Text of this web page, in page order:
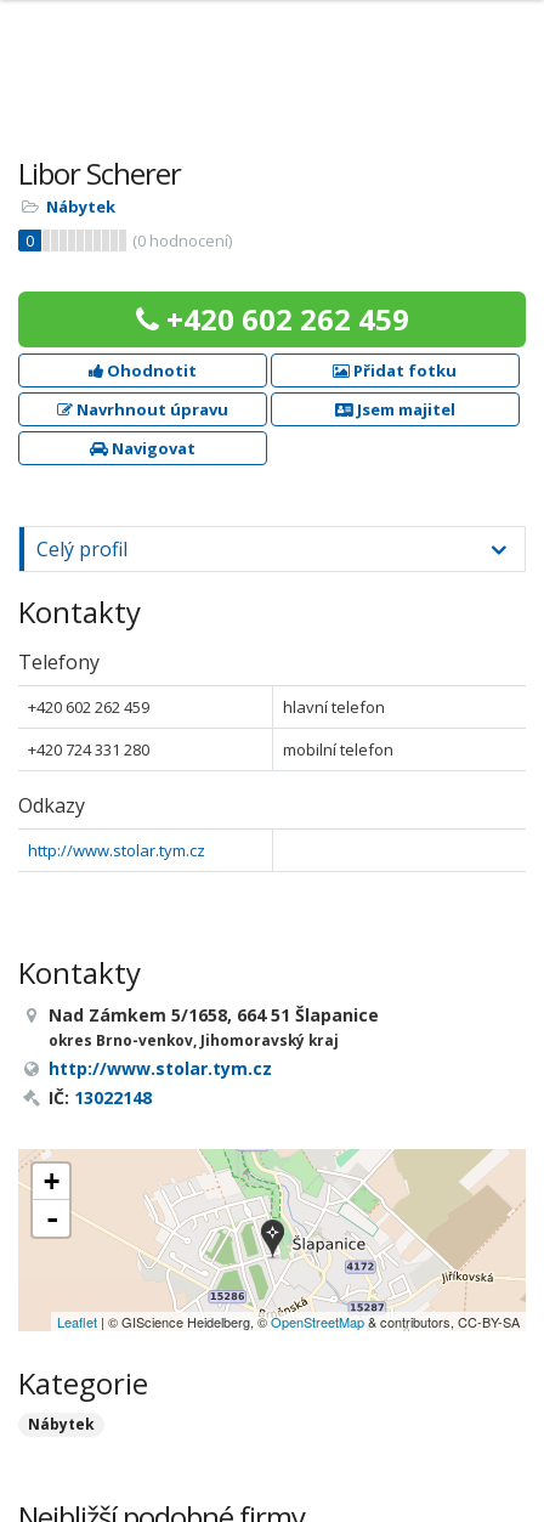
Libor Scherer
Nábytek
0
(0 hodnocení)
+420 602 262 459
Ohodnotit
Přidat fotku
Navrhnout úpravu
Jsem majitel
Navigovat
Celý profil
Kontakty
Telefony
+420 602 262 459
hlavní telefon
+420 724 331 280
mobilní telefon
Odkazy
http://www.stolar.tym.cz
Kontakty
Nad Zámkem 5/1658, 664 51 Šlapanice
okres Brno-venkov, Jihomoravský kraj
http://www.stolar.tym.cz
IČ: 13022148
+
-
Leaflet | © GIScience Heidelberg, ©OpenStreetMap& contributors, CC-BY-SA
Kategorie
Nábytek